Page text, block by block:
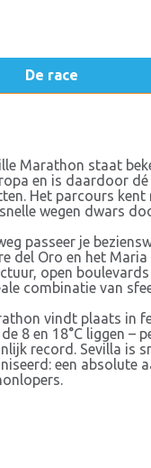
De race
Marathon staat
en is daardoor
Het parcours
wegen dwars
passeer je
del Oro en het
open
combinatie van
vindt plaats in
8 en 18°C liggen –
record. Sevilla is
een absolute